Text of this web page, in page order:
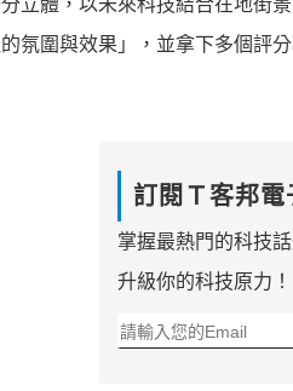
立體，以未來科技結合在地街
氛圍與效果」，並拿下多個評
訂閱Ｔ客邦電
掌握最熱門的科技
升級你的科技原力！